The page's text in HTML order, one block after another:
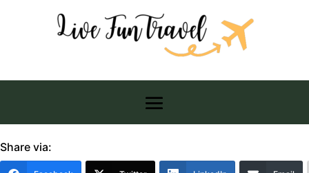
Share via: